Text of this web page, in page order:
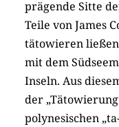
prägende Sitte
Teile von James
tätowieren
mit dem
Inseln. Aus
der
polynesischen